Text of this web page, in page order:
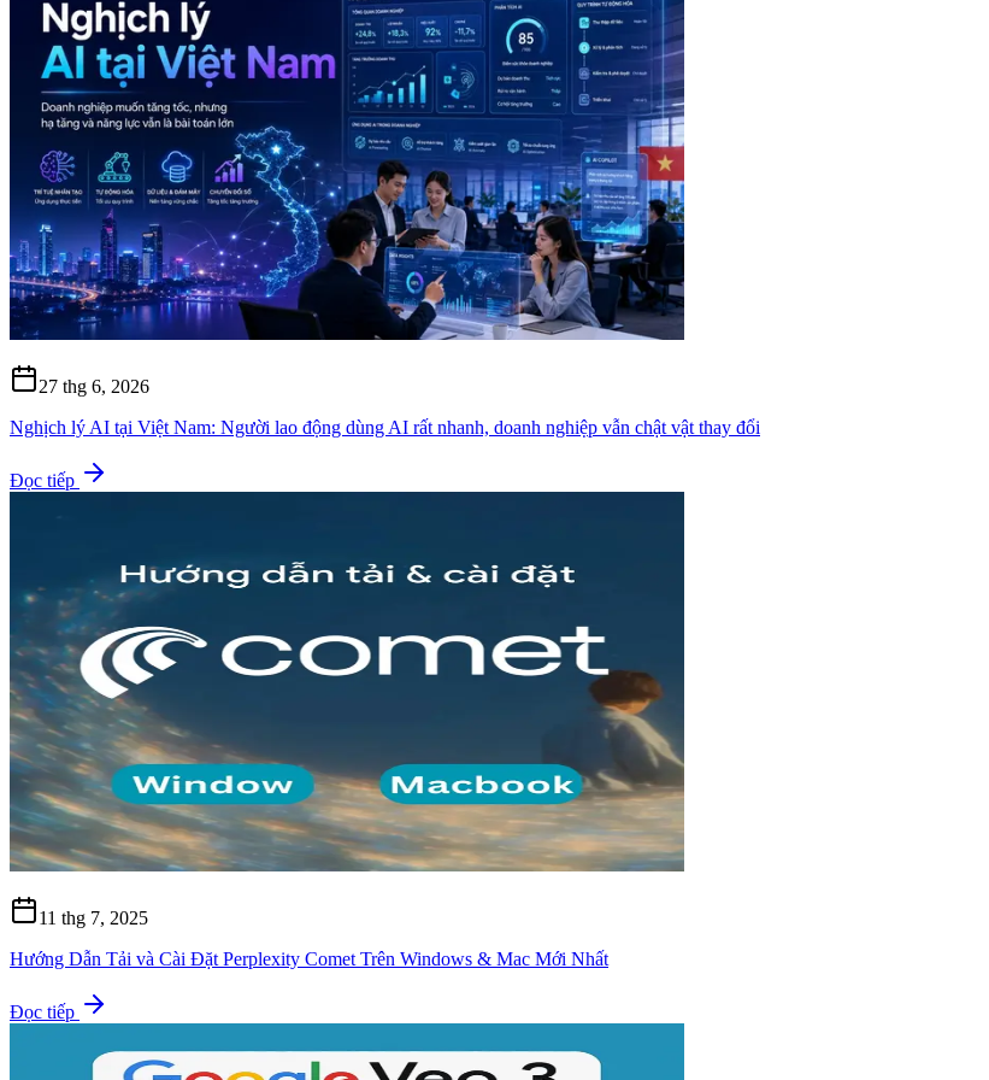
27 thg 6, 2026
Nghịch lý AI tại Việt Nam: Người lao động dùng AI rất nhanh, doanh nghiệp vẫn chật vật thay đổi
Đọc tiếp
11 thg 7, 2025
Hướng Dẫn Tải và Cài Đặt Perplexity Comet Trên Windows & Mac Mới Nhất
Đọc tiếp